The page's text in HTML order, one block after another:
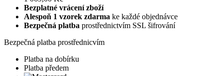
Bezplatné vrácení zboží
Alespoň 1 vzorek zdarma ke každé objednávce
Bezpečná platba prostřednictvím SSL šifrování
Bezpečná platba prostřednicvím
Platba na dobírku
Platba předem